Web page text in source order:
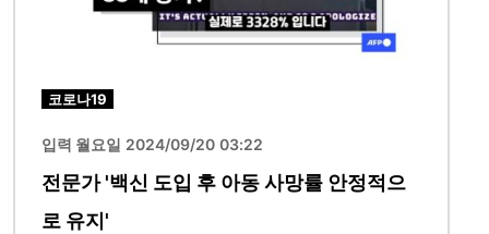
코로나19
입력 월요일 2024/09/20 03:22
전문가 '백신 도입 후 아동 사망률 안정적으
로 유지'